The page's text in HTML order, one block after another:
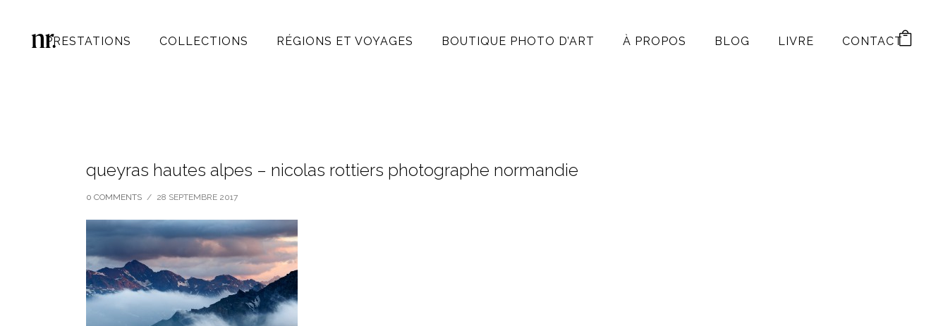
PRESTATIONS COLLECTIONS RÉGIONS ET VOYAGES BOUTIQUE PHOTO D’ART À PROPOS BLOG LIVRE CONTACT
queyras hautes alpes – nicolas rottiers photographe normandie
0 COMMENTS / 28 SEPTEMBRE 2017